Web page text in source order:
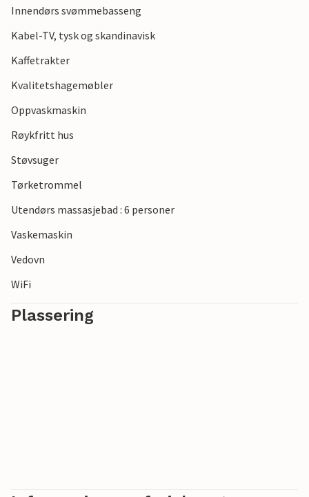
Innendørs svømmebasseng
Kabel-TV, tysk og skandinavisk
Kaffetrakter
Kvalitetshagemøbler
Oppvaskmaskin
Røykfritt hus
Støvsuger
Tørketrommel
Utendørs massasjebad : 6 personer
Vaskemaskin
Vedovn
WiFi
Plassering